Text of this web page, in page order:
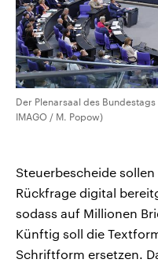
Der Plenarsaal des
IMAGO / M. Popow)
Steuerbescheide
Rückfrage digital
sodass auf Millionen
Künftig soll die
Schriftform ersetzen.